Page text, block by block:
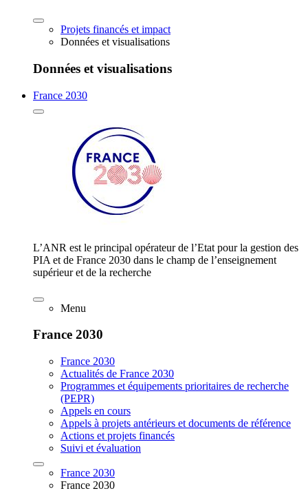
Projets financés et impact
Données et visualisations
Données et visualisations
France 2030
L’ANR est le principal opérateur de l’Etat pour la gestion des
PIA et de France 2030 dans le champ de l’enseignement
supérieur et de la recherche
Menu
France 2030
France 2030
Actualités de France 2030
Programmes et équipements prioritaires de recherche
(PEPR)
Appels en cours
Appels à projets antérieurs et documents de référence
Actions et projets financés
Suivi et évaluation
France 2030
France 2030